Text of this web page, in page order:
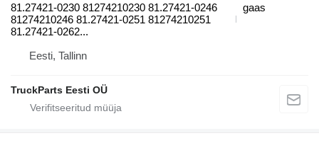
81.27421-0230 81274210230 81.27421-0246
81274210246 81.27421-0251 81274210251
81.27421-0262...
gaas
Eesti, Tallinn
TruckParts Eesti OÜ